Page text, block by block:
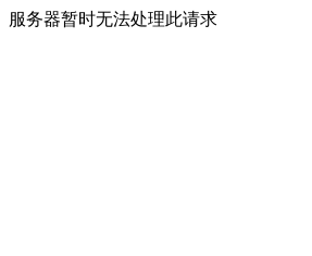
服务器暂时无法处理此请求